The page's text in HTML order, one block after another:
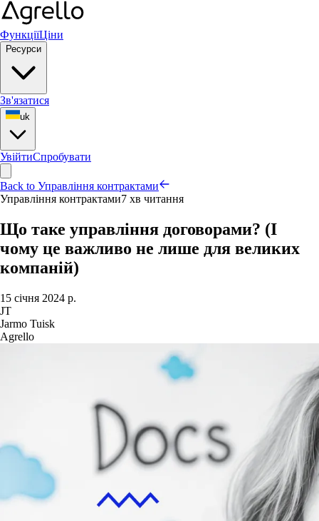
ФункціїЦіни
Ресурси
Зв'язатися
uk
УвійтиСпробувати
Back to Управління контрактами
Управління контрактами7 хв читання
Що таке управління договорами? (І
чому це важливо не лише для великих
компаній)
15 січня 2024 р.
JT
Jarmo Tuisk
Agrello